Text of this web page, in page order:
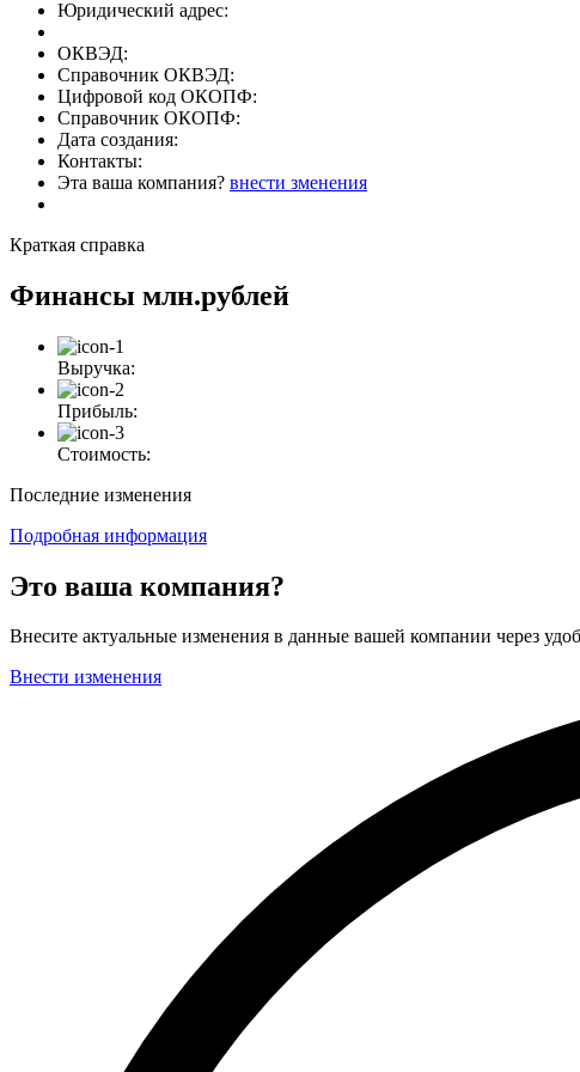
Юридический адрес:
ОКВЭД:
Справочник ОКВЭД:
Цифровой код ОКОПФ:
Справочник ОКОПФ:
Дата создания:
Контакты:
Эта ваша компания? внести зменения
Краткая справка
Финансы млн.рублей
Выручка:
Прибыль:
Стоимость:
Последние изменения
Подробная информация
Это ваша компания?
Внесите актуальные изменения в данные вашей компании через
Внести изменения